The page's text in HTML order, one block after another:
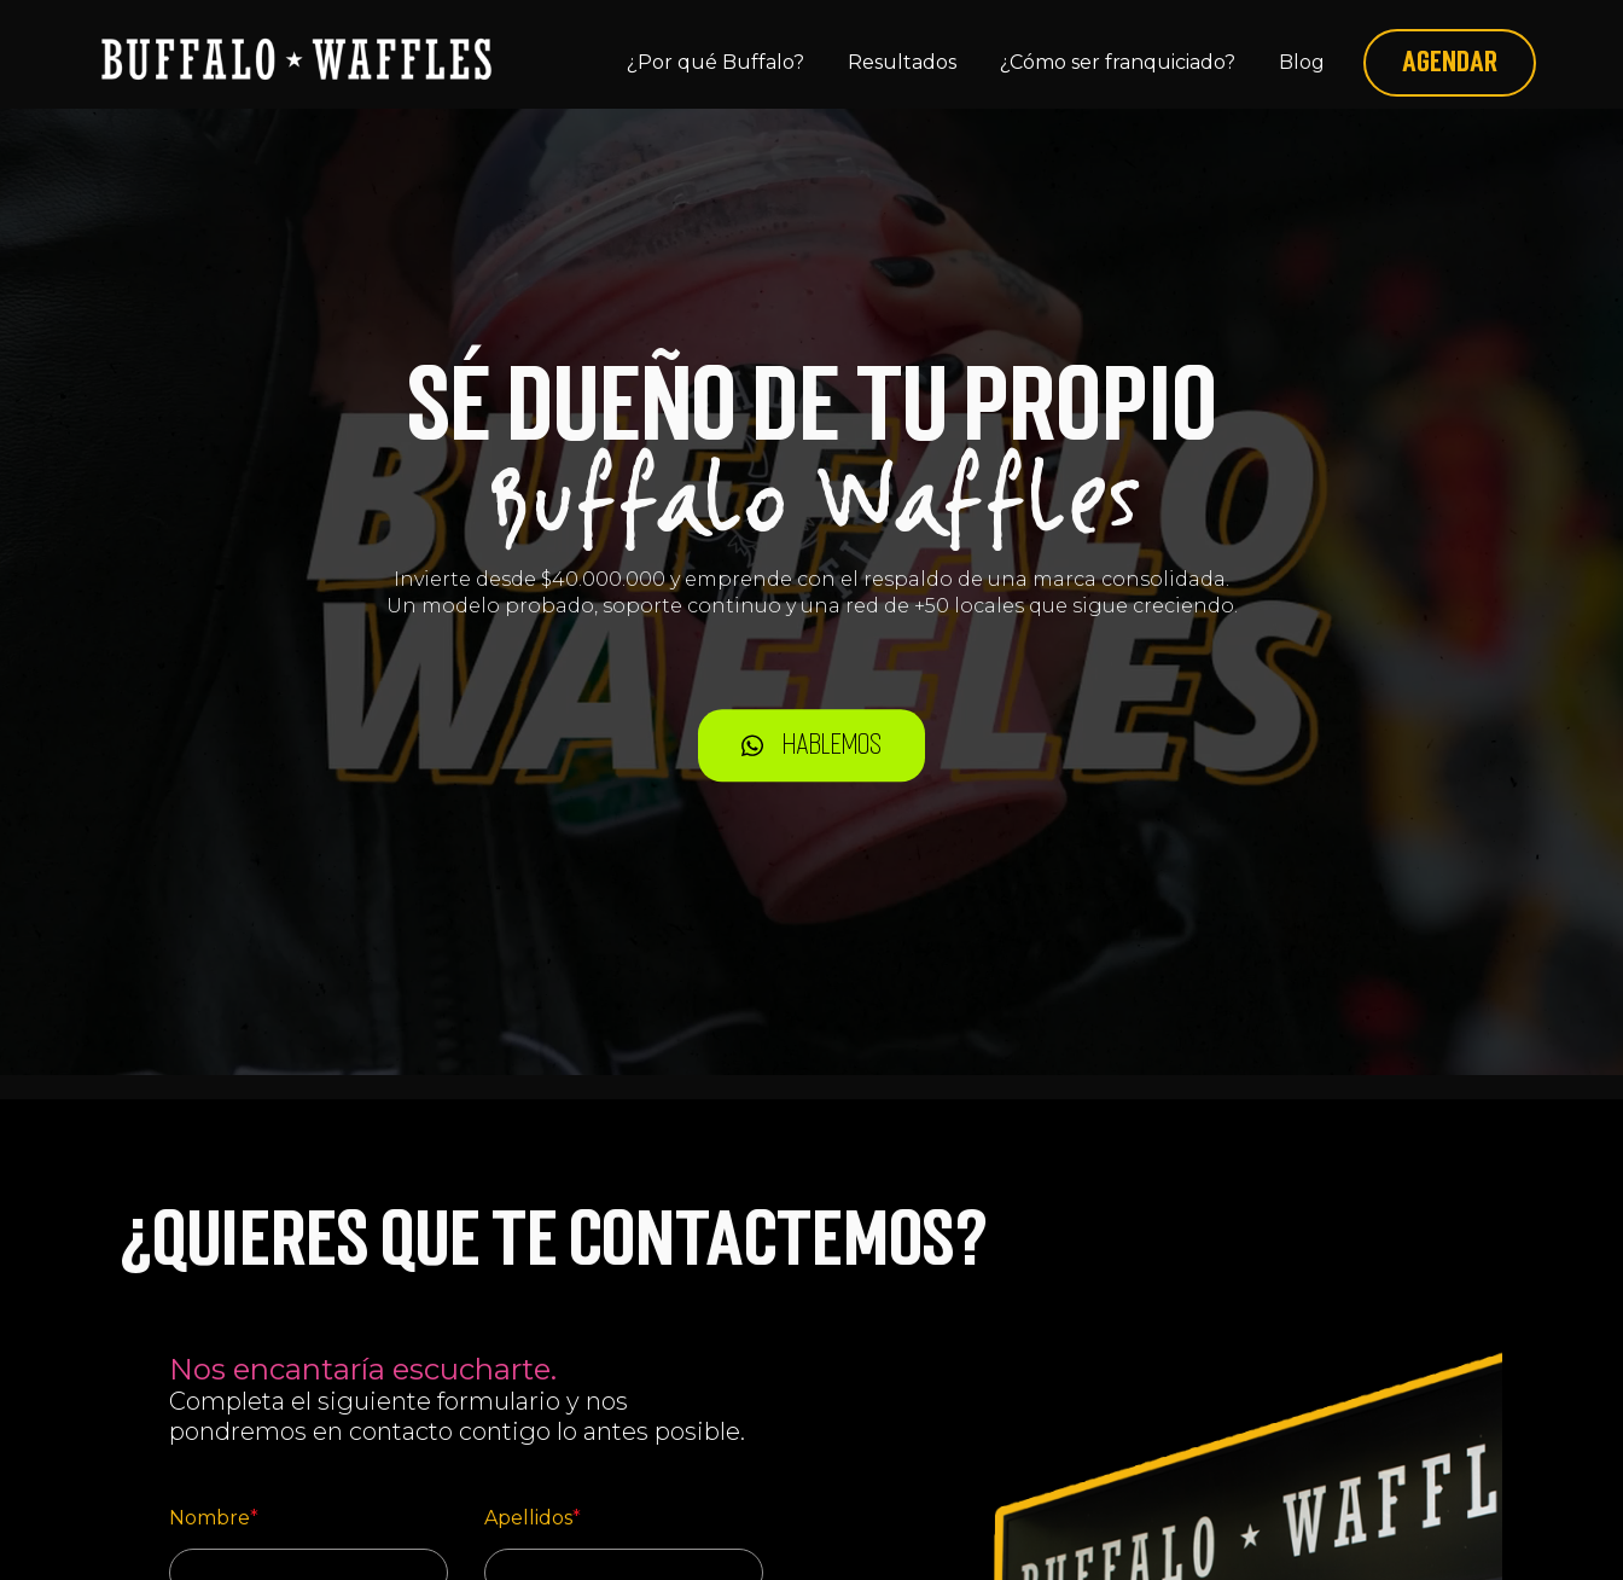
¿Por qué Buffalo? Resultados ¿Cómo ser franquiciado? Blog AGENDAR
SÉ DUEÑO DE TU PROPIO
Buffalo Waffles
Invierte desde $40.000.000 y emprende con el respaldo de una marca consolidada.
Un modelo probado, soporte continuo y una red de +50 locales que sigue creciendo.
Hablemos
¿Quieres que te contactemos?
Nos encantaría escucharte.
Completa el siguiente formulario y nos
pondremos en contacto contigo lo antes posible.
Nombre* Apellidos*